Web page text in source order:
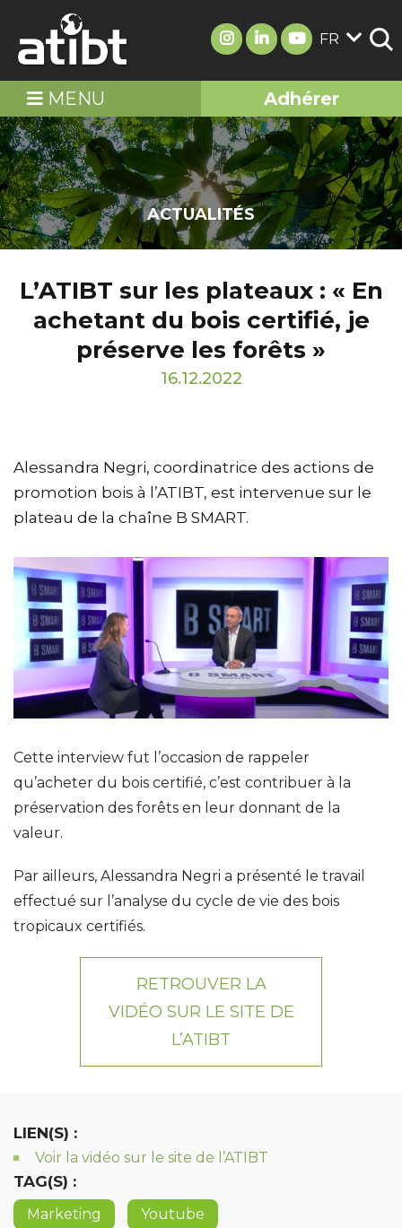
FR
MENU Adhérer
ACTUALITÉS
L’ATIBT sur les plateaux : « En
achetant du bois certifié, je
préserve les forêts »
16.12.2022
Alessandra Negri, coordinatrice des actions de
promotion bois à l’ATIBT, est intervenue sur le
plateau de la chaîne B SMART.
Cette interview fut l’occasion de rappeler
qu’acheter du bois certifié, c’est contribuer à la
préservation des forêts en leur donnant de la
valeur.
Par ailleurs, Alessandra Negri a présenté le travail
effectué sur l’analyse du cycle de vie des bois
tropicaux certifiés.
RETROUVER LA
VIDÉO SUR LE SITE DE
L’ATIBT
LIEN(S) :
Voir la vidéo sur le site de l’ATIBT
TAG(S) :
Marketing Youtube